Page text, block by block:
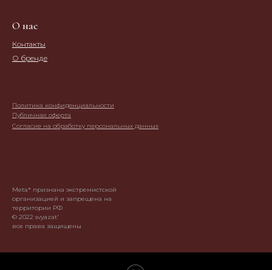
Политика конфиденциальности
Публичная оферта
О нас
Контакты
О бренде
Согласие на обработку персональных данных
Meta* признана экстремистской
организацией и запрещена на
территории РФ
© 2022 svyazat'
все права защищены